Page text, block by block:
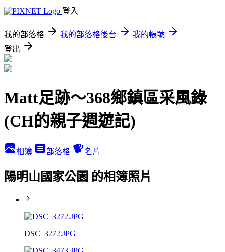
登入
我的部落格 我的部落格後台
我的帳號
登出
Matt足跡～368鄉鎮區采風錄
(CH的親子週遊記)
相簿 部落格 名片
陽明山國家公園 的相簿照片
DSC_3272.JPG